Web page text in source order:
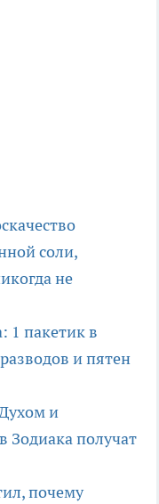
соли,
не
1 пакетик в
и пятен
и
Зодиака получат
почему